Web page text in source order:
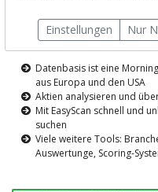
Die
TraderFox
Datenbasis ist eine
aus Europa und den USA
Aktien analysieren und
Mit EasyScan schnell und
suchen
Viele weitere Tools:
Auswertunge, Scoring-
Einstellungen Nur